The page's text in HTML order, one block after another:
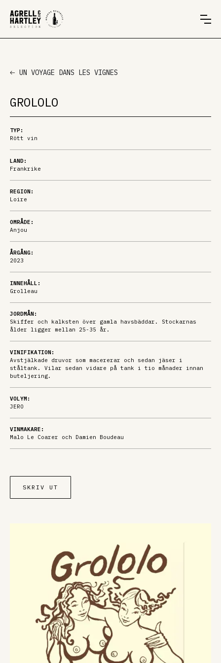
UN VOYAGE DANS LES VIGNES
GROLOLO
TYP:
Rött vin
LAND:
Frankrike
REGION:
Loire
OMRÅDE:
Anjou
ÅRGÅNG:
2023
INNEHÅLL:
Grolleau
JORDMÅN:
Skiffer och kalksten över gamla havsbäddar. Stockarnas
ålder ligger mellan 25-35 år.
VINIFIKATION:
Avstjälkade druvor som macererar och sedan jäser i
ståltank. Vilar sedan vidare på tank i tio månader innan
buteljering.
VOLYM:
JERO
VINMAKARE:
Malo Le Coarer och Damien Boudeau
SKRIV UT